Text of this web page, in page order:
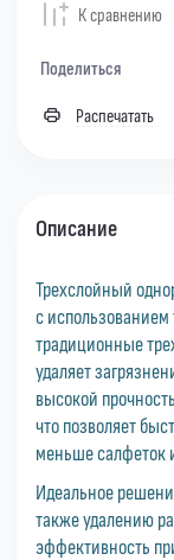
К сравнению
Поделиться
Распечатать
Описание
Трехслойный
с использованием
традиционные
удаляет
высокой
что позволяет
меньше салфеток
Идеальное
также удалению
эффективность